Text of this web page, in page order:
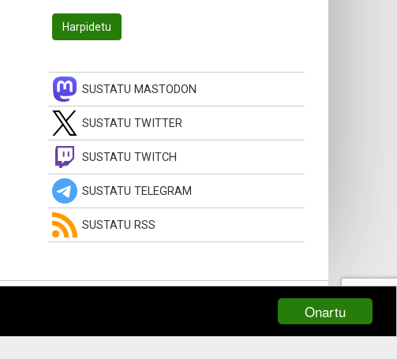
Onartu
SUSTATU MASTODON
SUSTATU TWITTER
SUSTATU TWITCH
SUSTATU TELEGRAM
SUSTATU RSS